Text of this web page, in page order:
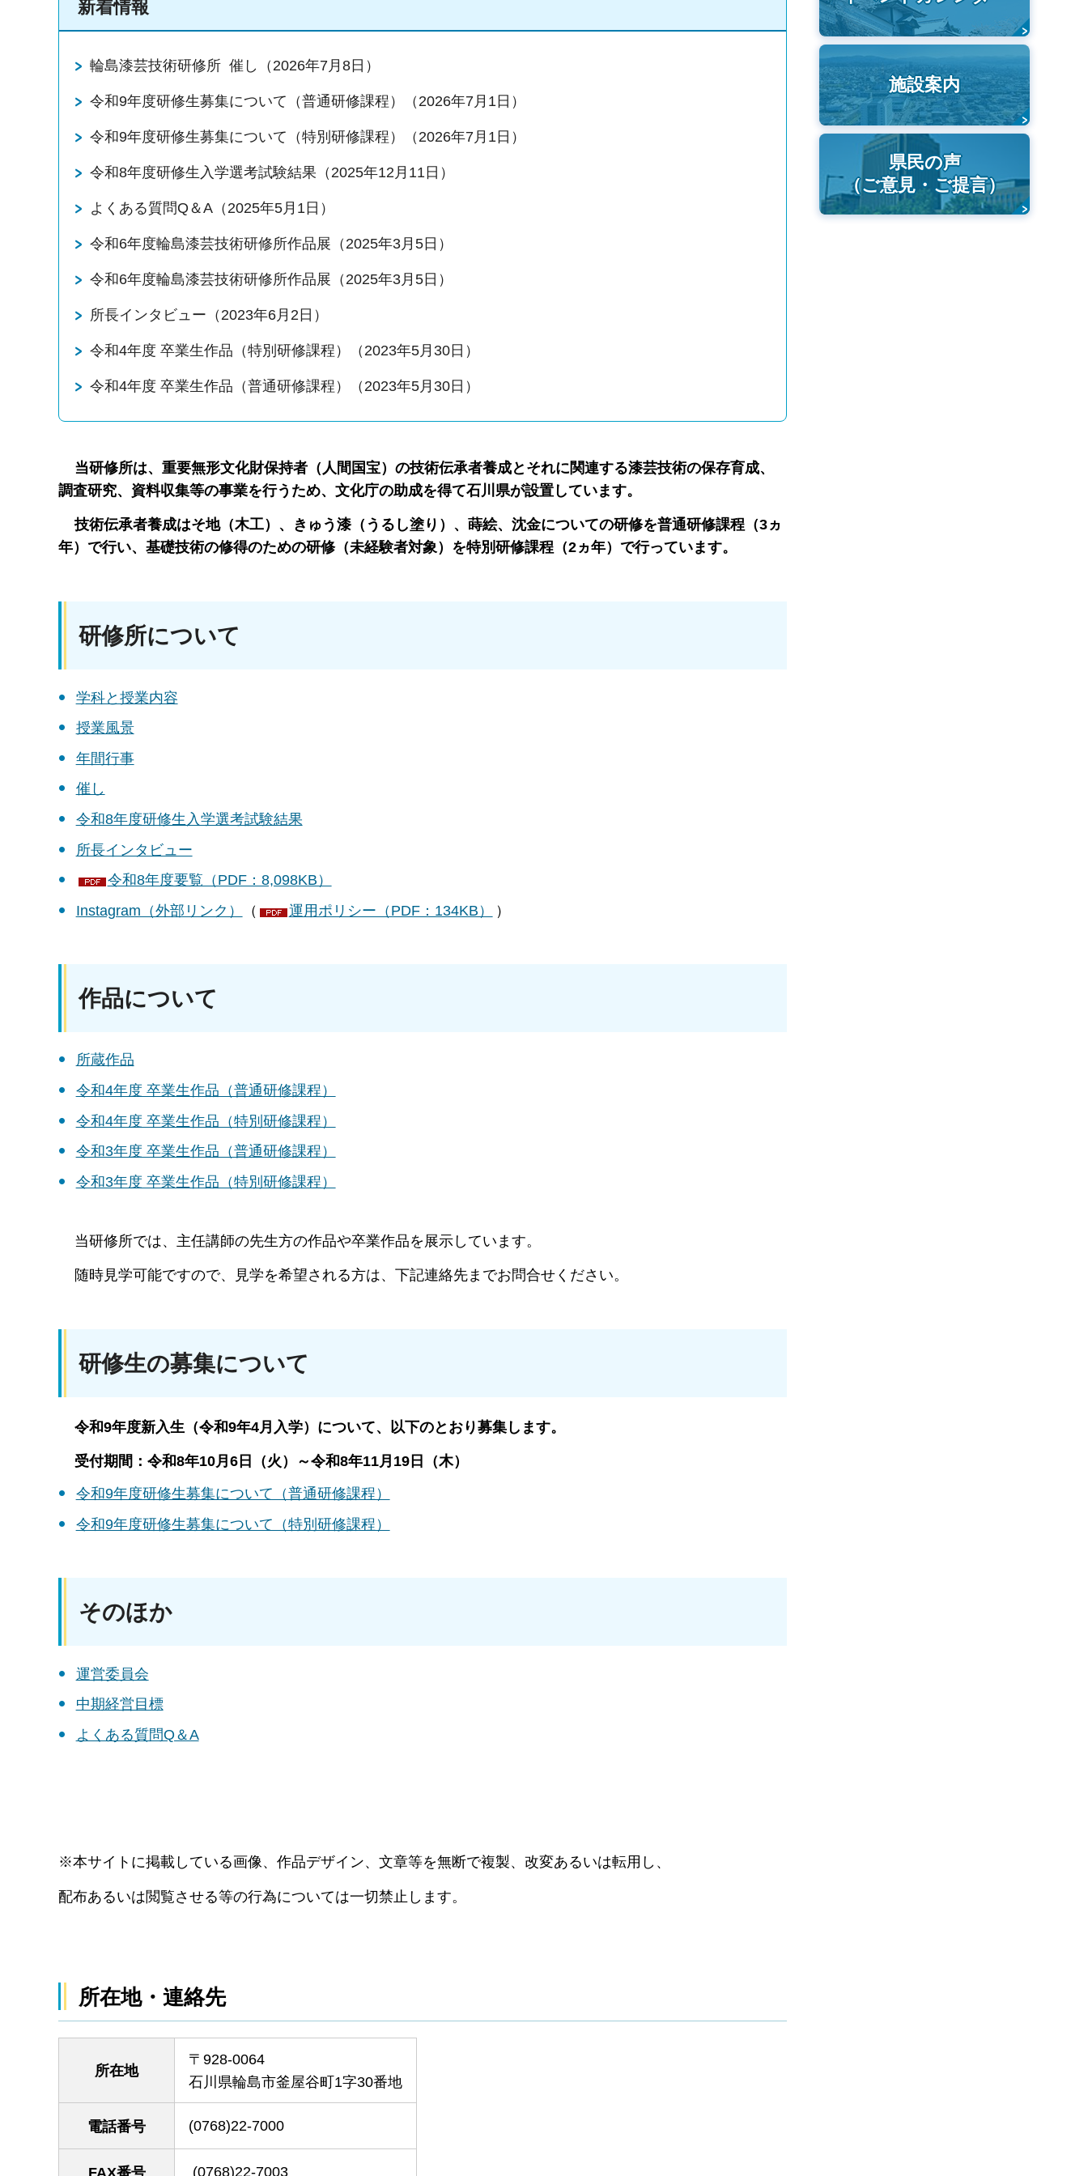
新着情報
輪島漆芸技術研修所 催し（2026年7月8日）
令和9年度研修生募集について（普通研修課程）（2026年7月1日）
令和9年度研修生募集について（特別研修課程）（2026年7月1日）
令和8年度研修生入学選考試験結果（2025年12月11日）
よくある質問Q＆A（2025年5月1日）
令和6年度輪島漆芸技術研修所作品展（2025年3月5日）
令和6年度輪島漆芸技術研修所作品展（2025年3月5日）
所長インタビュー（2023年6月2日）
令和4年度 卒業生作品（特別研修課程）（2023年5月30日）
令和4年度 卒業生作品（普通研修課程）（2023年5月30日）
当研修所は、重要無形文化財保持者（人間国宝）の技術伝承者養成とそれに関連する漆芸技術の保存育成、
調査研究、資料収集等の事業を行うため、文化庁の助成を得て石川県が設置しています。
技術伝承者養成はそ地（木工）、きゅう漆（うるし塗り）、蒔絵、沈金についての研修を普通研修課程（3ヵ
年）で行い、基礎技術の修得のための研修（未経験者対象）を特別研修課程（2ヵ年）で行っています。
研修所について
学科と授業内容
授業風景
年間行事
催し
令和8年度研修生入学選考試験結果
所長インタビュー
令和8年度要覧（PDF：8,098KB）
Instagram​​（外部リンク）
（ 運用ポリシー（PDF：134KB） ）
作品について
所蔵作品
令和4年度 卒業生作品（普通研修課程）
令和4年度 卒業生作品（特別研修課程）
令和3年度 卒業生作品（普通研修課程）
令和3年度 卒業生作品（特別研修課程）
当研修所では、主任講師の先生方の作品や卒業作品を展示しています。
随時見学可能ですので、見学を希望される方は、下記連絡先までお問合せください。
研修生の募集について
令和9年度新入生（令和9年4月入学）について、以下のとおり募集します。
受付期間：令和8年10月6日（火）～令和8年11月19日（木）
令和9年度研修生募集について（普通研修課程）
令和9年度研修生募集について（特別研修課程）
そのほか
運営委員会
中期経営目標
よくある質問Q＆A
※本サイトに掲載している画像、作品デザイン、文章等を無断で複製、改変あるいは転用し、
配布あるいは閲覧させる等の行為については一切禁止します。
所在地・連絡先
所在地
〒928-0064
石川県輪島市釜屋谷町1字30番地
電話番号 (0768)22-7000
(0768)22-7003
施設案内
県民の声
（ご意見・ご提言）